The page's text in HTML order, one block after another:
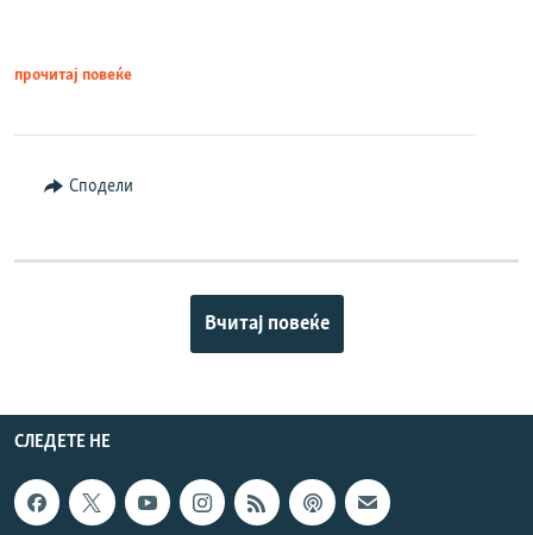
прочитај повеќе
Сподели
Вчитај повеќе
СЛЕДЕТЕ НЕ